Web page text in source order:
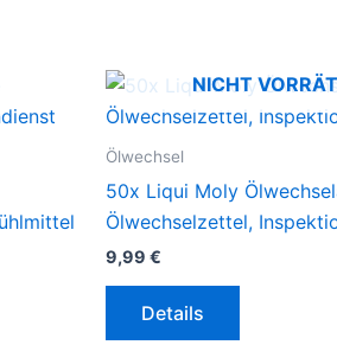
NICHT
Ölwechsel
50x Liqui Moly
Ölwechselzettel,
9,99 €
Details